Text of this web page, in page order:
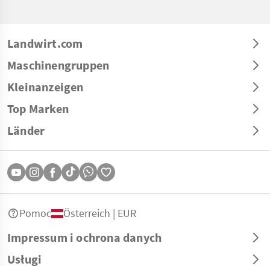
Landwirt.com
Maschinengruppen
Kleinanzeigen
Top Marken
Länder
Impressum i ochrona danych
Usługi
Pomoc Österreich | EUR